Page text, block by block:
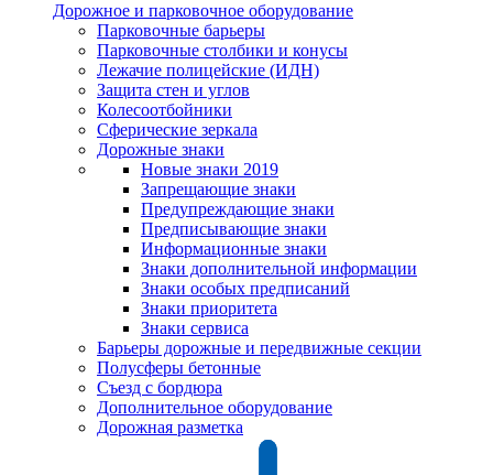
Дорожное и парковочное оборудование
Парковочные барьеры
Парковочные столбики и конусы
Лежачие полицейские (ИДН)
Защита стен и углов
Колесоотбойники
Сферические зеркала
Дорожные знаки
Новые знаки 2019
Запрещающие знаки
Предупреждающие знаки
Предписывающие знаки
Информационные знаки
Знаки дополнительной информации
Знаки особых предписаний
Знаки приоритета
Знаки сервиса
Барьеры дорожные и передвижные секции
Полусферы бетонные
Съезд с бордюра
Дополнительное оборудование
Дорожная разметка